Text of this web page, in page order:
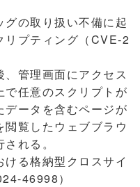
グの取り扱い不備に起
リプティング（CVE-2
管理画面にアクセス
で任意のスクリプトが
ータを含むページが
覧したウェブブラウ
れる。
ける格納型クロスサイ
46998）